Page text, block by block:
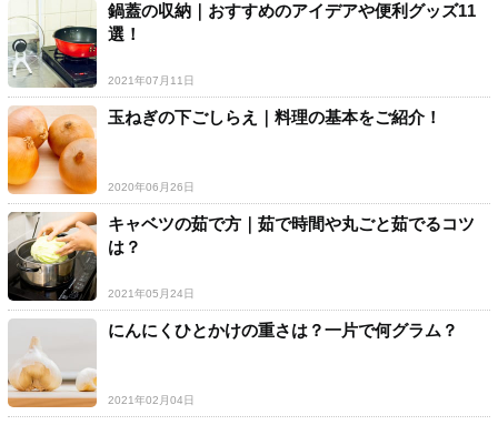
鍋蓋の収納｜おすすめのアイデアや便利グッズ11
選！
2021年07月11日
玉ねぎの下ごしらえ｜料理の基本をご紹介！
2020年06月26日
キャベツの茹で方｜茹で時間や丸ごと茹でるコツ
は？
2021年05月24日
にんにくひとかけの重さは？一片で何グラム？
2021年02月04日